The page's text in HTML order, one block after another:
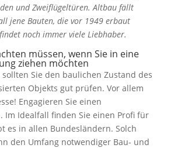
und Zweiflügeltüren. Altbau fällt
jene Bauten, die vor 1949 erbaut
noch immer viele Liebhaber.
müssen, wenn Sie in eine
ziehen möchten
Sie den baulichen Zustand des
Objekts gut prüfen. Vor allem
Engagieren Sie einen
Im Idealfall finden Sie einen Profi für
es in allen Bundesländern. Solch
den Umfang notwendiger Bau- und